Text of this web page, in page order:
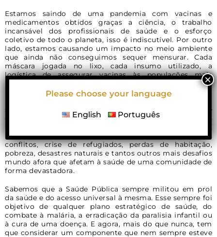
Estamos saindo de uma pandemia com vacinas e
medicamentos obtidos graças a ciência, o trabalho
incansável dos profissionais de saúde e o esforço
coletivo de todo o planeta, isso é indiscutível. Por outro
lado, estamos causando um impacto no meio ambiente
que ainda não conseguimos sequer mensurar. Cada
máscara jogada no lixo, cada insumo utilizado, a
logística de assegurar vacinas às populações mais
remotas, enfim, criamos uma pressão sem precedentes
nos recursos naturais. Atingimos o ápice onde a
insustentabilidade está se tornando uma ameaça para a
saúde humana. O ar que respiramos, os alimentos que
comemos e a água que bebemos são as condições
básicas que precisamos assegurar para termos SAÚDE. E
nem estamos colocando nessa balança o peso dos
conflitos, crise de refugiados, perdas de habitação,
pobreza, desastres naturais e tantos outros mais desafios
mundo afora que afetam à saúde de uma comunidade de
forma devastadora.
Sabemos que a Saúde Pública sempre militou em prol
da saúde e do acesso universal à mesma. Esse sempre foi
objetivo de qualquer plano estratégico de saúde, do
combate à malária, a erradicação da paralisia infantil ou
à cura de uma doença. E agora, mais do que nunca, tem
que considerar um componente que nem sempre esteve
Please choose your language
English Português